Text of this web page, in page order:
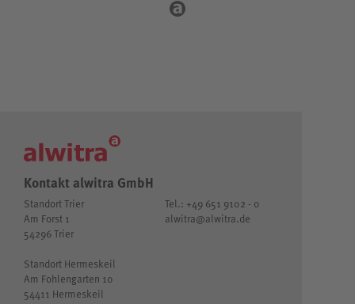
Kontakt alwitra GmbH
Standort Trier
Am Forst 1
54296 Trier
Standort Hermeskeil
Am Fohlengarten 10
54411 Hermeskeil
Tel.: +49 651 9102 - 0
alwitra@alwitra.de